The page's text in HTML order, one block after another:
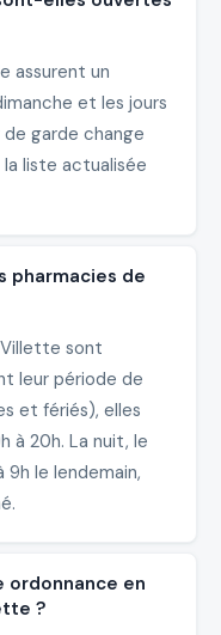
assurent un
et les jours
garde change
liste actualisée
pharmacies de
sont
leur période de
et fériés), elles
à 20h. La nuit, le
le lendemain,
ordonnance en
?